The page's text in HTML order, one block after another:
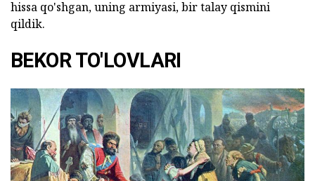
hissa qo'shgan, uning armiyasi, bir talay qismini
qildik.
BEKOR TO'LOVLARI